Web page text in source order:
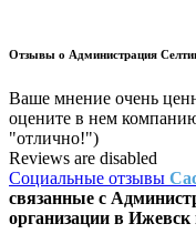
Отзывы о Администрация
Ваше мнение очень
оцените в нем
"отлично!")
Reviews are disabled
Социальные отзывы
связанные с
организации в Ижевск